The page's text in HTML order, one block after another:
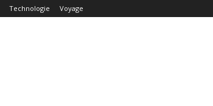
Technologie Voyage